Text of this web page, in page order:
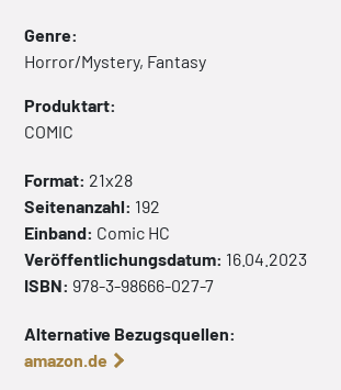
Genre:
Horror/Mystery, Fantasy
Produktart:
COMIC
Format: 21x28
Seitenanzahl: 192
Einband: Comic HC
Veröffentlichungsdatum: 16.04.2023
ISBN: 978-3-98666-027-7
Alternative Bezugsquellen:
amazon.de